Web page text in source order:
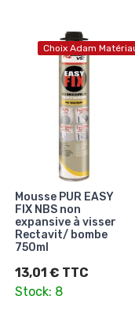
Choix Adam
Mousse PUR EASY
FIX NBS non
expansive à visser
Rectavit/ bombe
750ml
13,01 € TTC
Stock: 8